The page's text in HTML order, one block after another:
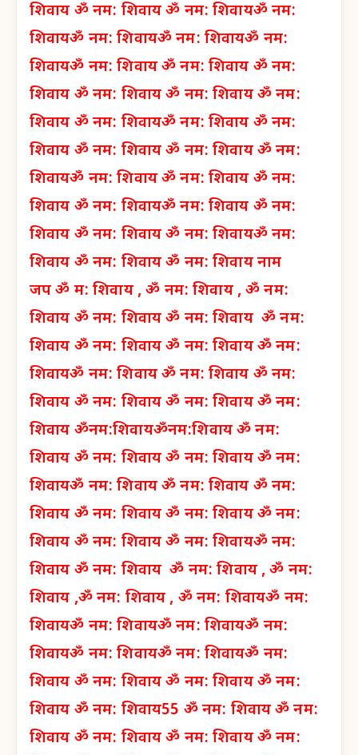
शिवाय ॐ नम: शिवाय ॐ नम: शिवायॐ नम:
शिवायॐ नम: शिवायॐ नम: शिवायॐ नम:
शिवायॐ नम: शिवायॐ नम: शिवाय ॐ नम:
शिवाय ॐ नम: शिवाय ॐ नम: शिवायॐ नम:
शिवाय ॐ नम: शिवायॐ नम: शिवाय ॐ नम:
शिवाय ॐ नम: शिवाय ॐ नम: शिवायॐ नम:
शिवायॐ नम: शिवायॐ नम: शिवाय ॐ नम:
शिवाय ॐ नम: शिवायॐ नम: शिवाय ॐ नम:
शिवाय ॐ नम: शिवाय ॐ नम: शिवायॐ नम:
शिवाय ॐ नम: शिवाय ॐ नम: शिवाय नाम
जप ॐ म: शिवाय , ॐ नम: शिवाय , ॐ नम:
शिवाय ॐ नम: शिवाय ॐ नम: शिवायॐ नम:
शिवाय ॐ नम: शिवाय ॐ नम: शिवायॐ नम:
शिवायॐ नम: शिवायॐ नम: शिवाय ॐ नम:
शिवाय ॐ नम: शिवाय ॐ नम: शिवायॐ नम:
शिवाय ॐनम:शिवायॐनम:शिवायॐ नम:
शिवाय ॐ नम: शिवाय ॐ नम: शिवायॐ नम:
शिवायॐ नम: शिवायॐ नम: शिवाय ॐ नम:
शिवाय ॐ नम: शिवाय ॐ नम: शिवायॐ नम:
शिवाय ॐ नम: शिवाय ॐ नम: शिवायॐ नम:
शिवाय ॐ नम: शिवाय ॐ नम: शिवाय , ॐ नम:
शिवाय ,ॐ नम: शिवाय , ॐ नम: शिवायॐ नम:
शिवायॐ नम: शिवायॐ नम: शिवायॐ नम:
शिवायॐ नम: शिवायॐ नम: शिवायॐ नम:
शिवाय ॐ नम: शिवाय ॐ नम: शिवायॐ नम:
शिवाय ॐ नम: शिवाय55 ॐ नम: शिवाय ॐ नम:
शिवाय ॐ नम: शिवाय ॐ नम: शिवायॐ नम: